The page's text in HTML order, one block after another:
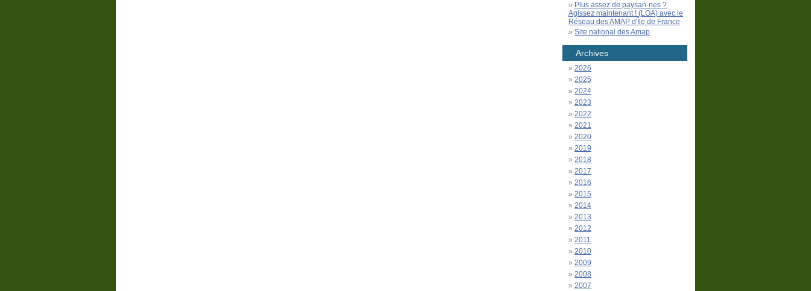
Plus assez de paysan·nes ?
Agissez maintenant ! (LOA) avec le
Réseau des AMAP d'Île de France
Site national des Amap
Archives
2026
2025
2024
2023
2022
2021
2020
2019
2018
2017
2016
2015
2014
2013
2012
2011
2010
2009
2008
2007